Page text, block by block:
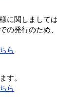
に関しまして
の発行のため
ら
す。
ら